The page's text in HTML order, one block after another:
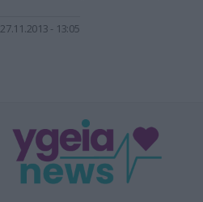
της χώρας. Ο κ. Γεωργιάδης απέφυγε
27.11.2013 13:05